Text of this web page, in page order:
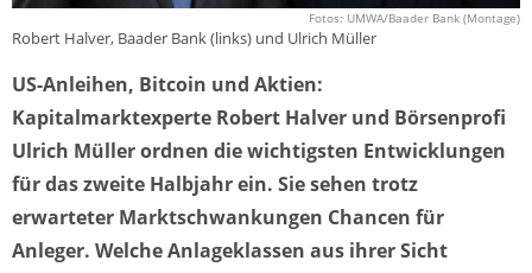
Fotos: UMWA/Baader Bank (Montage)
Robert Halver, Baader Bank (links) und Ulrich Müller
US-Anleihen, Bitcoin und Aktien:
Kapitalmarktexperte Robert Halver und Börsenprofi
Ulrich Müller ordnen die wichtigsten Entwicklungen
für das zweite Halbjahr ein. Sie sehen trotz
erwarteter Marktschwankungen Chancen für
Anleger. Welche Anlageklassen aus ihrer Sicht